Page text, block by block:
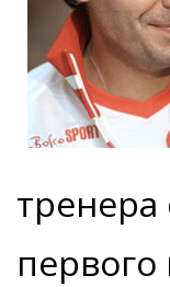
тренера